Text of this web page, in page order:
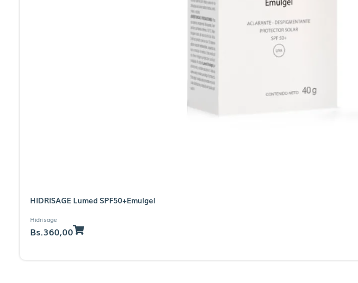
HIDRISAGE Lumed SPF50+Emulgel
Hidrisage
Bs.360,00